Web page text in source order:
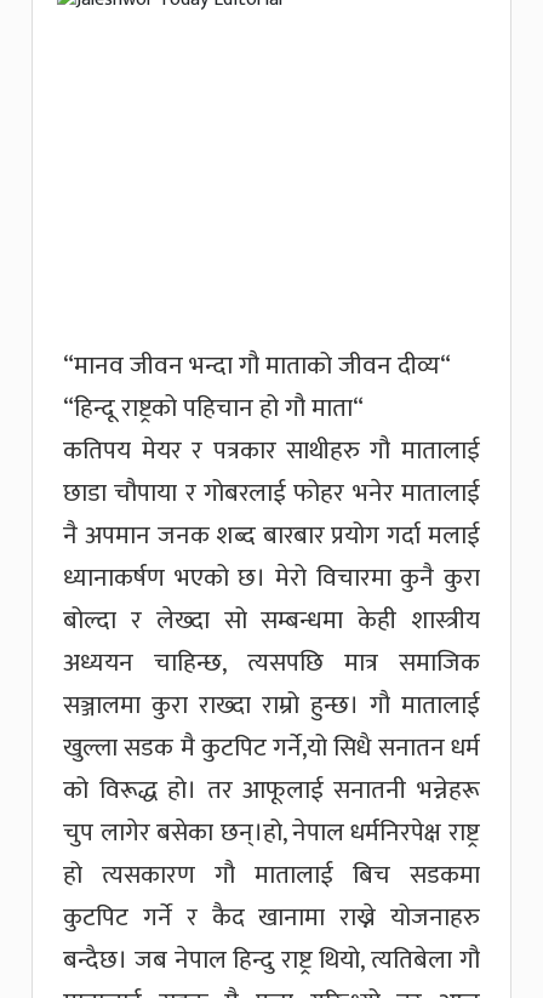
“मानव जीवन भन्दा गौ माताको जीवन दीव्य“
“हिन्दू राष्ट्रको पहिचान हो गौ माता“
कतिपय मेयर र पत्रकार साथीहरु गौ मातालाई
छाडा चौपाया र गोबरलाई फोहर भनेर मातालाई
नै अपमान जनक शब्द बारबार प्रयोग गर्दा मलाई
ध्यानाकर्षण भएको छ। मेरो विचारमा कुनै कुरा
बोल्दा र लेख्दा सो सम्बन्धमा केही शास्त्रीय
अध्ययन चाहिन्छ, त्यसपछि मात्र समाजिक
सञ्जालमा कुरा राख्दा राम्रो हुन्छ। गौ मातालाई
खुल्ला सडक मै कुटपिट गर्ने,यो सिधै सनातन धर्म
को विरूद्ध हो। तर आफूलाई सनातनी भन्नेहरू
चुप लागेर बसेका छन्।हो, नेपाल धर्मनिरपेक्ष राष्ट्र
हो त्यसकारण गौ मातालाई बिच सडकमा
कुटपिट गर्ने र कैद खानामा राख्ने योजनाहरु
बन्दैछ। जब नेपाल हिन्दु राष्ट्र थियो, त्यतिबेला गौ